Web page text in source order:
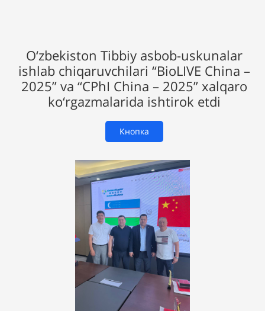
O‘zbekiston Tibbiy asbob-uskunalar
ishlab chiqaruvchilari “BioLIVE China –
2025” va “CPhI China – 2025” xalqaro
ko‘rgazmalarida ishtirok etdi
Кнопка